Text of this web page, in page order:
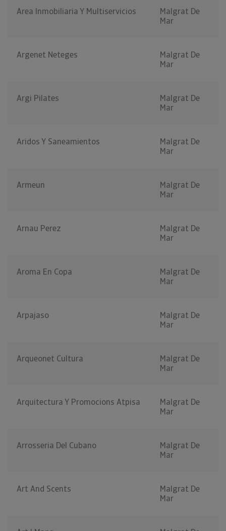
Area Inmobiliaria Y Multiservicios
Malgrat De
Mar
Argenet Neteges
Malgrat De
Mar
Argi Pilates
Malgrat De
Mar
Aridos Y Saneamientos
Malgrat De
Mar
Armeun
Malgrat De
Mar
Arnau Perez
Malgrat De
Mar
Aroma En Copa
Malgrat De
Mar
Arpajaso
Malgrat De
Mar
Arqueonet Cultura
Malgrat De
Mar
Arquitectura Y Promocions Atpisa
Malgrat De
Mar
Arrosseria Del Cubano
Malgrat De
Mar
Art And Scents
Malgrat De
Mar